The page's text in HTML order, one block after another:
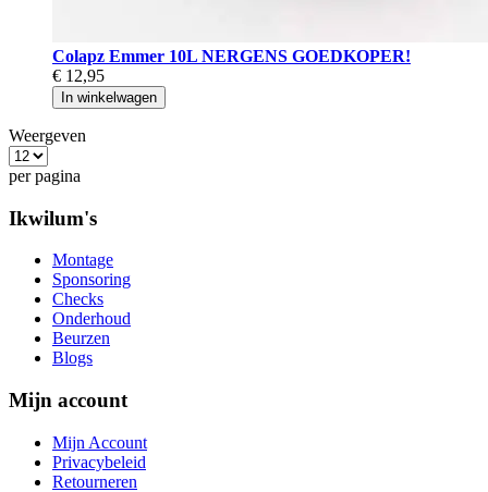
Colapz Emmer 10L NERGENS GOEDKOPER!
€ 12,95
In winkelwagen
Weergeven
per pagina
Ikwilum's
Montage
Sponsoring
Checks
Onderhoud
Beurzen
Blogs
Mijn account
Mijn Account
Privacybeleid
Retourneren